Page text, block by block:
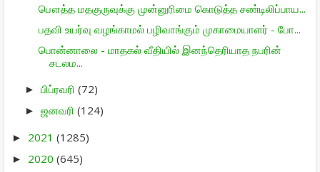
பௌத்த மதகுருவுக்கு முன்னுரிமை கொடுத்த சண்டிலிப்பாய...
பதவி உயர்வு வழங்காமல் பழிவாங்கும் முகாமையாளர் - போ...
பொன்னாலை - மாதகல் வீதியில் இனந்தெரியாத நபரின்
சடலம...
► பிப்ரவரி (72)
► ஜனவரி (124)
► 2021 (1285)
► 2020 (645)